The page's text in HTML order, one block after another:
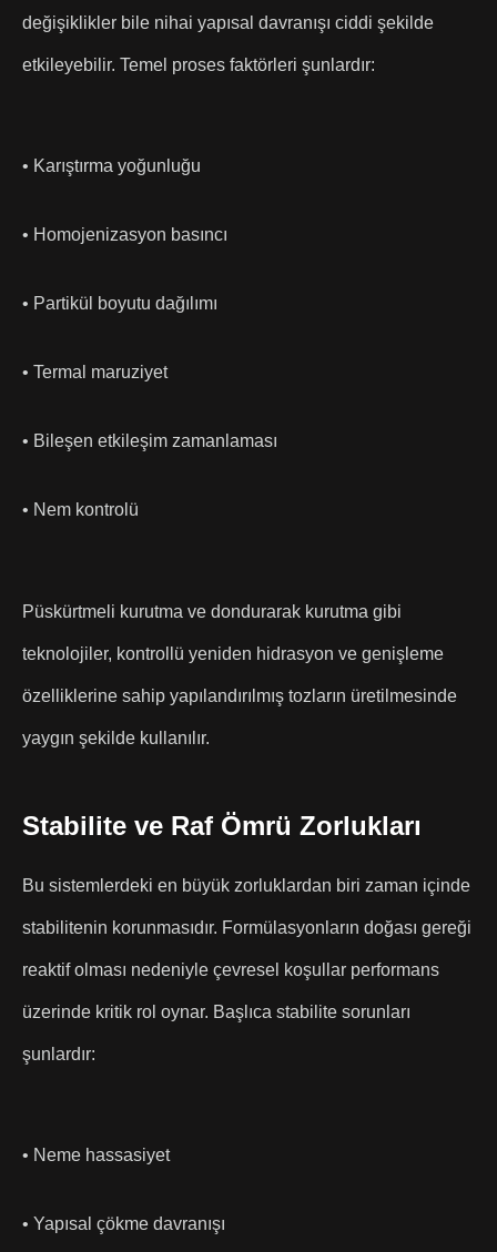
değişiklikler bile nihai yapısal davranışı ciddi şekilde
etkileyebilir. Temel proses faktörleri şunlardır:
• Karıştırma yoğunluğu
• Homojenizasyon basıncı
• Partikül boyutu dağılımı
• Termal maruziyet
• Bileşen etkileşim zamanlaması
• Nem kontrolü
Püskürtmeli kurutma ve dondurarak kurutma gibi
teknolojiler, kontrollü yeniden hidrasyon ve genişleme
özelliklerine sahip yapılandırılmış tozların üretilmesinde
yaygın şekilde kullanılır.
Stabilite ve Raf Ömrü Zorlukları
Bu sistemlerdeki en büyük zorluklardan biri zaman içinde
stabilitenin korunmasıdır. Formülasyonların doğası gereği
reaktif olması nedeniyle çevresel koşullar performans
üzerinde kritik rol oynar. Başlıca stabilite sorunları
şunlardır:
• Neme hassasiyet
• Yapısal çökme davranışı